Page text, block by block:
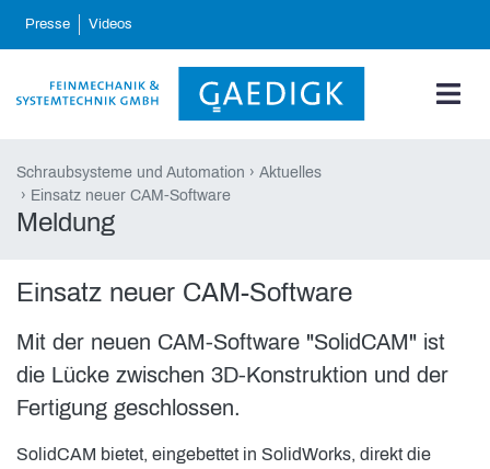
skip_navigation
Presse Videos
Schraubsysteme und Automation
Aktuelles
Einsatz neuer CAM-Software
Meldung
Einsatz neuer CAM-Software
Mit der neuen CAM-Software "SolidCAM" ist
die Lücke zwischen 3D-Konstruktion und der
Fertigung geschlossen.
SolidCAM bietet, eingebettet in SolidWorks, direkt die